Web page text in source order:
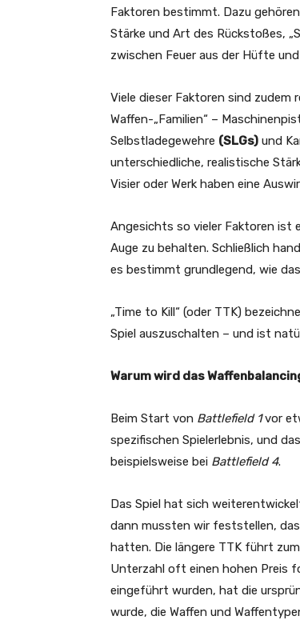
Faktoren bestimmt. Dazu
Stärke und Art des Rückstoßes,
zwischen Feuer aus der Hüfte
Viele dieser Faktoren sind zudem
Waffen-„Familien“ –
Selbstladegewehre (SLGs) und
unterschiedliche, realistische
Visier oder Werk haben eine
Angesichts so vieler Faktoren ist
Auge zu behalten. Schließlich
es bestimmt grundlegend, wie
„Time to Kill“ (oder TTK)
Spiel auszuschalten – und ist
Warum wird das
Beim Start von Battlefield 1vor
spezifischen Spielerlebnis, und
beispielsweise bei Battlefield 4.
Das Spiel hat sich
dann mussten wir feststellen,
hatten. Die längere TTK führt
Unterzahl oft einen hohen Preis
eingeführt wurden, hat die
wurde, die Waffen und